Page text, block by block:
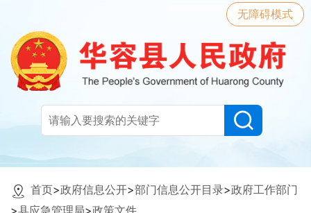
无障碍模式
首页>政府信息公开>部门信息公开目录>政府工作部门